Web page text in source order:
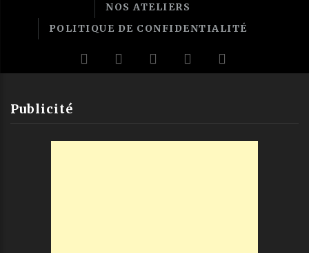
NOS ATELIERS
POLITIQUE DE CONFIDENTIALITÉ
Publicité